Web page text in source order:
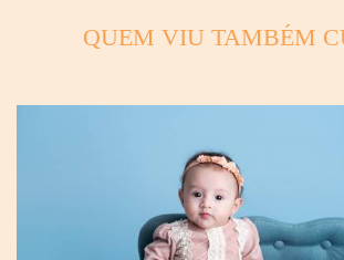
QUEM VIU TAMBÉM